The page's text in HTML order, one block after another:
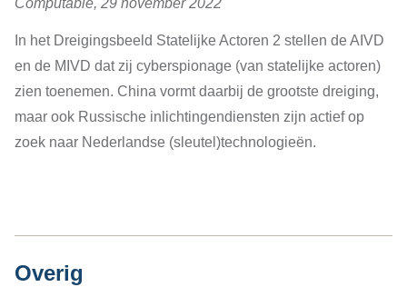
Computable, 29 november 2022
In het Dreigingsbeeld Statelijke Actoren 2 stellen de AIVD
en de MIVD dat zij cyberspionage (van statelijke actoren)
zien toenemen. China vormt daarbij de grootste dreiging,
maar ook Russische inlichtingendiensten zijn actief op
zoek naar Nederlandse (sleutel)technologieën.
Overig